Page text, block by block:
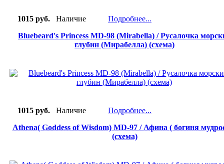
1015 руб. Наличие
Подробнее...
Bluebeard's Princess MD-98 (Mirabella) / Русалочка
глубин (Мирабелла) (схема)
1015 руб. Наличие
Подробнее...
Athena( Goddess of Wisdom) MD-97 / Афина ( богиня
(схема)